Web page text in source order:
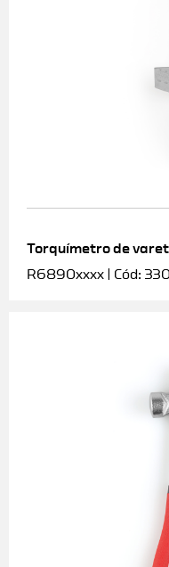
Torquímetro de
R6890xxxx | Cód: